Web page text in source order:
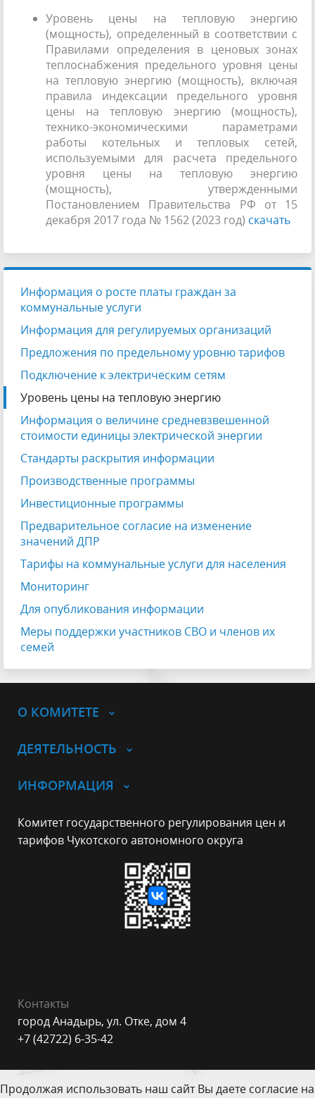
Уровень цены на тепловую энергию
(мощность), определенный в соответствии с
Правилами определения в ценовых зонах
теплоснабжения предельного уровня цены
на тепловую энергию (мощность), включая
правила индексации предельного уровня
цены на тепловую энергию (мощность),
технико-экономическими параметрами
работы котельных и тепловых сетей,
используемыми для расчета предельного
уровня цены на тепловую энергию
(мощность), утвержденными
Постановлением Правительства РФ от 15
декабря 2017 года № 1562 (2023 год) скачать
Информация о росте платы граждан за
коммунальные услуги
Информация для регулируемых организаций
Предложения по предельному уровню тарифов
Подключение к электрическим сетям
Уровень цены на тепловую энергию
Информация о величине средневзвешенной
стоимости единицы электрической энергии
Стандарты раскрытия информации
Производственные программы
Инвестиционные программы
Предварительное согласие на изменение
значений ДПР
Тарифы на коммунальные услуги для населения
Мониторинг
Для опубликования информации
Меры поддержки участников СВО и членов их
семей
О КОМИТЕТЕ
ДЕЯТЕЛЬНОСТЬ
ИНФОРМАЦИЯ
Комитет государственного регулирования цен и
тарифов Чукотского автономного округа
Контакты
город Анадырь, ул. Отке, дом 4
+7 (42722) 6-35-42
Продолжая использовать наш сайт Вы даете согласие на